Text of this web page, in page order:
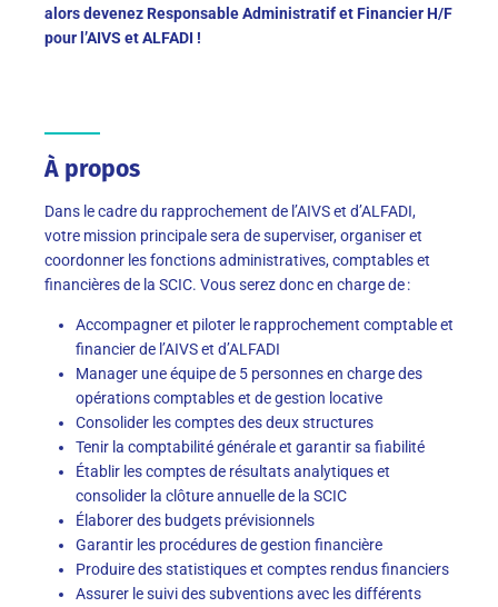
alors devenez Responsable Administratif et Financier H/F
pour l’AIVS et ALFADI !
À propos
Dans le cadre du rapprochement de l’AIVS et d’ALFADI,
votre mission principale sera de superviser, organiser et
coordonner les fonctions administratives, comptables et
financières de la SCIC. Vous serez donc en charge de :
Accompagner et piloter le rapprochement comptable et
financier de l’AIVS et d’ALFADI
Manager une équipe de 5 personnes en charge des
opérations comptables et de gestion locative
Consolider les comptes des deux structures
Tenir la comptabilité générale et garantir sa fiabilité
Établir les comptes de résultats analytiques et
consolider la clôture annuelle de la SCIC
Élaborer des budgets prévisionnels
Garantir les procédures de gestion financière
Produire des statistiques et comptes rendus financiers
Assurer le suivi des subventions avec les différents